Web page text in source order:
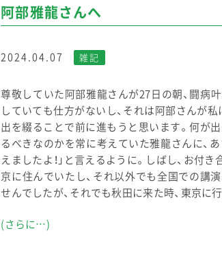
阿部雅龍さんへ
2024.04.07 雑記
尊敬していた阿部雅龍さんが27日の朝、闘病
していても仕方がないし、それは阿部さんが
出を綴ることで前に進もうと思います。何が
るべきなのかを常に考えていた雅龍さんに、
えましたよ！」と言えるように。しばし、お付
京に住んでいたし、それ以外でも全国での講
せんでしたが、それでも秋田に来た時、東京に
(さらに…)